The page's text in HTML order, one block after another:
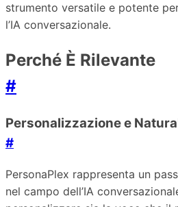
strumento versatile e potente
l’IA conversazionale.
Perché È Rilevante
#
Personalizzazione e
#
PersonaPlex rappresenta un
nel campo dell’IA